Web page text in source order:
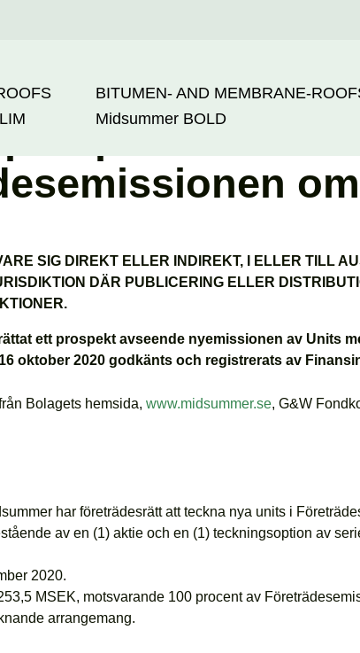
BITUMEN- AND MEMBRANE-
Midsummer BOLD
SIG DIREKT ELLER INDIREKT, I ELLER TILL
DÄR PUBLICERING ELLER
ett prospekt avseende nyemissionen av Units
oktober 2020 godkänts och registrerats av
Bolagets hemsida, www.midsummer.se, G&W
har företrädesrätt att teckna nya units i
av en (1) aktie och en (1) teckningsoption av
2020.
MSEK, motsvarande 100 procent av
arrangemang.